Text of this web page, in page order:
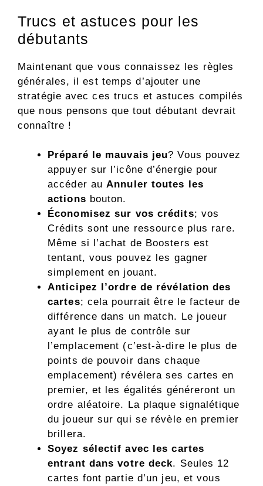
Trucs et astuces pour les
débutants
Maintenant que vous connaissez les règles
générales, il est temps d’ajouter une
stratégie avec ces trucs et astuces compilés
que nous pensons que tout débutant devrait
connaître !
Préparé le mauvais jeu? Vous pouvez
appuyer sur l’icône d’énergie pour
accéder auAnnuler toutes les
actions bouton.
Économisez sur vos crédits; vos
Crédits sont une ressource plus rare.
Même si l’achat de Boosters est
tentant, vous pouvez les gagner
simplement en jouant.
Anticipez l’ordre de révélation des
cartes; cela pourrait être le facteur de
différence dans un match. Le joueur
ayant le plus de contrôle sur
l’emplacement (c’est-à-dire le plus de
points de pouvoir dans chaque
emplacement) révélera ses cartes en
premier, et les égalités généreront un
ordre aléatoire. La plaque signalétique
du joueur sur qui se révèle en premier
brillera.
Soyez sélectif avec les cartes
entrant dans votre deck. Seules 12
cartes font partie d’un jeu, et vous